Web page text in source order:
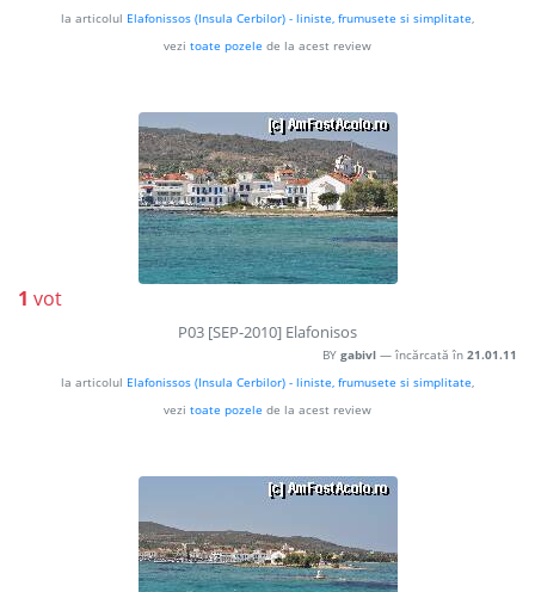
la articolul Elafonissos (Insula Cerbilor) - liniste, frumusete si simplitate,
vezi toate pozele de la acest review
1 vot
P03 [SEP-2010] Elafonisos
BY gabivl — încărcată în 21.01.11
la articolul Elafonissos (Insula Cerbilor) - liniste, frumusete si simplitate,
vezi toate pozele de la acest review